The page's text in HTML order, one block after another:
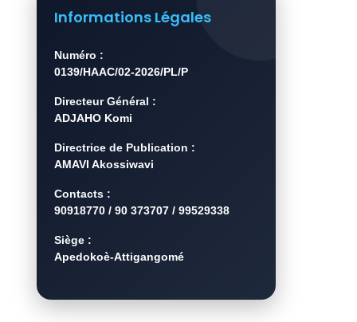
Informations Légales
Numéro :
0139/HAAC/02-2026/PL/P
Directeur Général :
ADJAHO Komi
Directrice de Publication :
AMAVI Akossiwavi
Contacts :
90918770 / 90 373707 / 99529338
Siège :
Apedokoè-Attigangomé